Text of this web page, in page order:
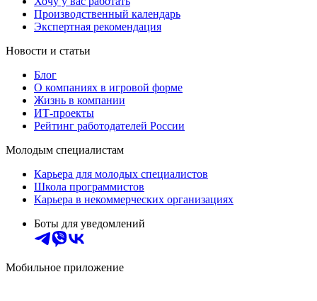
Производственный календарь
Экспертная рекомендация
Новости и статьи
Блог
О компаниях в игровой форме
Жизнь в компании
ИТ-проекты
Рейтинг работодателей России
Молодым специалистам
Карьера для молодых специалистов
Школа программистов
Карьера в некоммерческих организациях
Боты для уведомлений
Мобильное приложение